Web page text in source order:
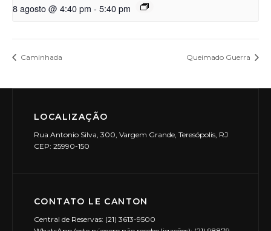
8 agosto @ 4:40 pm - 5:40 pm
Caminhada Queimado Guerra
LOCALIZAÇÃO
Rua Antonio Silva, 300, Vargem Grande, Teresópolis, RJ
CEP: 25990-150
CONTATO LE CANTON
Central de Reservas: (21) 3613-9500